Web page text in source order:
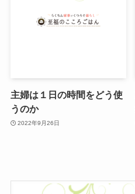
主婦は１日の時間をどう使
うのか
2022年9月26日